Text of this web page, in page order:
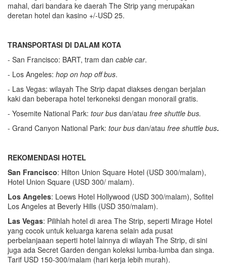
mahal, dari bandara ke daerah The Strip yang merupakan
deretan hotel dan kasino +/-USD 25.
TRANSPORTASI DI DALAM KOTA
- San Francisco: BART, tram dan cable car.
- Los Angeles: hop on hop off bus.
- Las Vegas: wilayah The Strip dapat diakses dengan berjalan
kaki dan beberapa hotel terkoneksi dengan monorail gratis.
- Yosemite National Park: tour bus dan/atau free shuttle bus.
- Grand Canyon National Park: tour bus dan/atau free shuttle bus.
REKOMENDASI HOTEL
San Francisco: Hilton Union Square Hotel (USD 300/malam),
Hotel Union Square (USD 300/ malam).
Los Angeles: Loews Hotel Hollywood (USD 300/malam), Sofitel
Los Angeles at Beverly Hills (USD 350/malam).
Las Vegas: Pilihlah hotel di area The Strip, seperti Mirage Hotel
yang cocok untuk keluarga karena selain ada pusat
perbelanjaaan seperti hotel lainnya di wilayah The Strip, di sini
juga ada Secret Garden dengan koleksi lumba-lumba dan singa.
Tarif USD 150-300/malam (hari kerja lebih murah).